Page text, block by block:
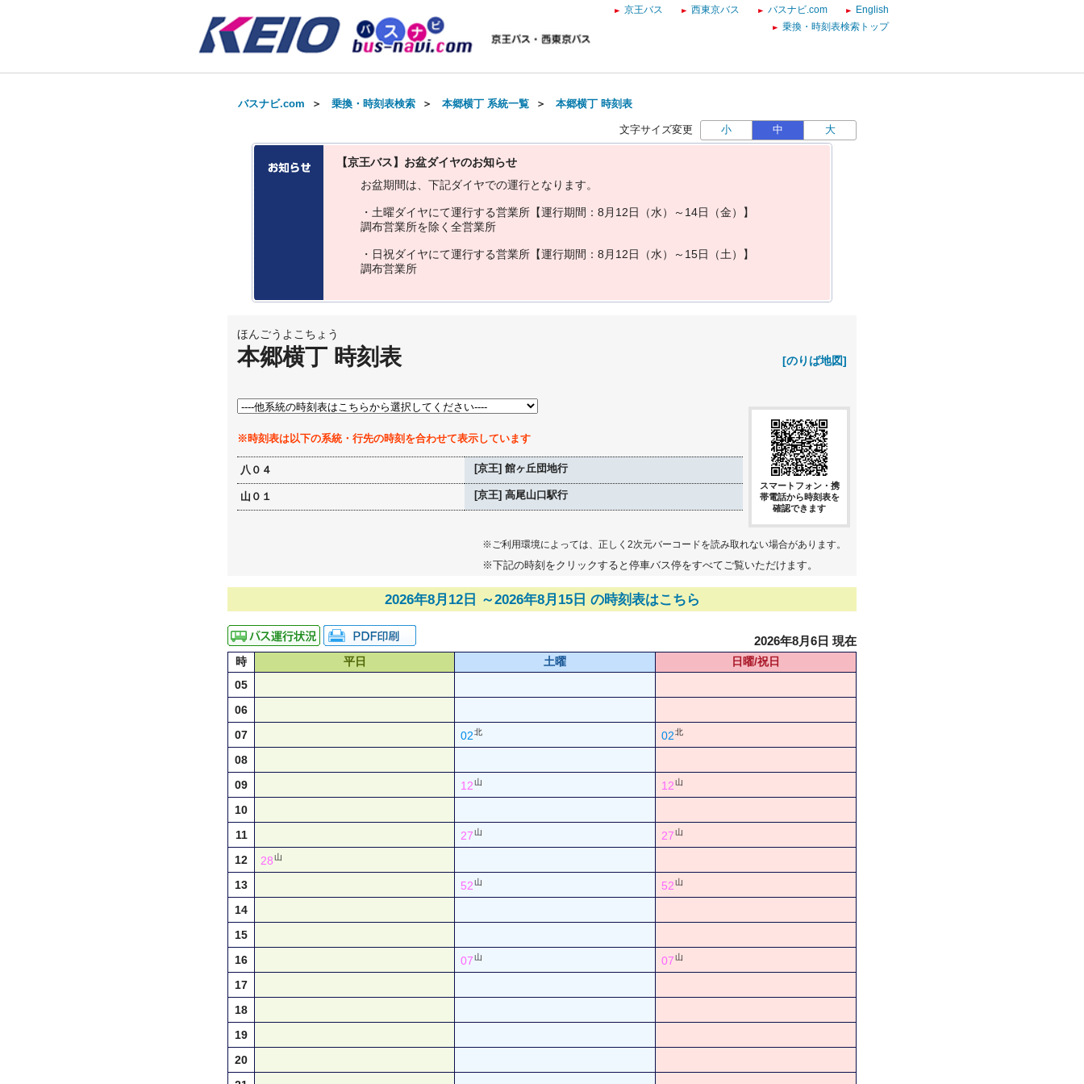
京王バス 西東京バス バスナビ.com
English
乗換・時刻表検索トップ
バスナビ.com ＞ 乗換・時刻表検索 ＞ 本郷横丁 系統一覧 ＞ 本郷横丁 時刻表
文字サイズ変更 小 中 大
【京王バス】お盆ダイヤのお知らせ
お盆期間は 下記ダイヤでの運行と な り ます。
・ 土曜ダイヤにて運行する営業所 【運行期間 ： 8 月 1 2日 （水） ～ 14日 （金）
】
調布営業所を除 く 全営業所
・ 日祝ダイヤにて運行する営業所 【運行期間 ： 8 月 1 2日 （水） ～ 15日 （土）
】
調布営業所
ほんごうよこちょう
本郷横丁 時刻表 [のりば地図]
※時刻表は以下の系統・行先の時刻を合わせて表示しています
八０４ [京王] 館ヶ丘団地行
山０１ [京王] 高尾山口駅行
スマートフォン・携
帯電話から時刻表を
確認できます
※ご利用環境によっては、正しく2次元バーコードを読み取れない場合があります。
※下記の時刻をクリックすると停車バス停をすべてご覧いただけます。
2026年8月12日 ～2026年8月15日 の時刻表はこちら
2026年8月6日 現在
時 平日 土曜
日曜/祝日
05
06
07
02北 02北
08
09
12山 12山
10
11
27山 27山
12 28山
13 52山 52山
14
15
16
07山 07山
17
18
19
20